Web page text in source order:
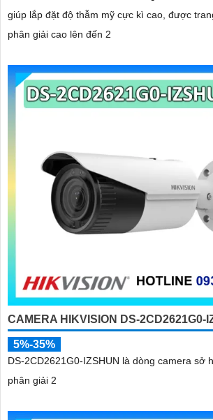
giúp lắp đặt độ thẫm mỹ cực kì cao, được
phân giải cao lên đến 2
CAMERA HIKVISION DS-2CD2621G0-
5%-35%
DS-2CD2621G0-IZSHUN là dòng camera sở
phân giải 2